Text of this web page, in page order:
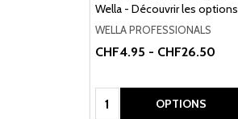
Wella - Découvrir les options
WELLA PROFESSIONALS
CHF4.95 - CHF26.50
Quantité: OPTIONS